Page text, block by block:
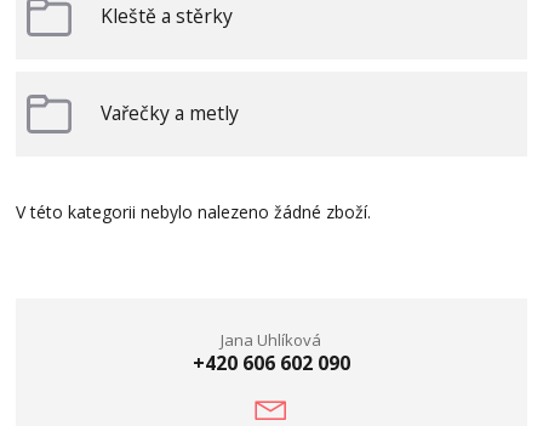
Kleště a stěrky
Vařečky a metly
V této kategorii nebylo nalezeno žádné zboží.
Jana Uhlíková
+420 606 602 090